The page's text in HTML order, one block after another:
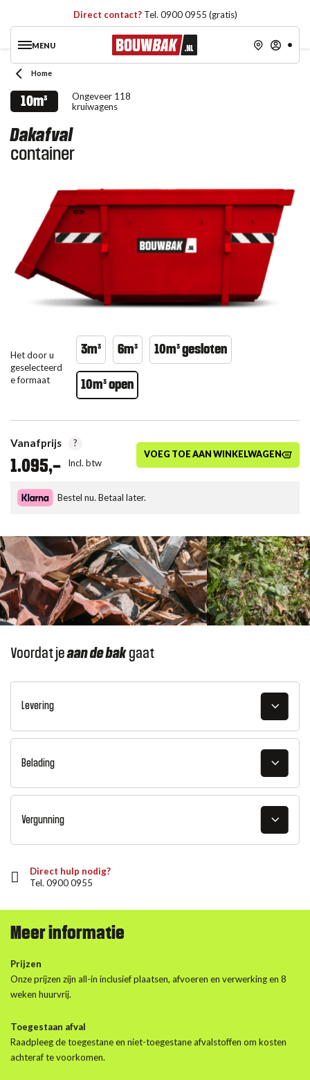
Direct contact? Tel. 0900 0955 (gratis)
MENU
Home
10m³
Ongeveer 118
kruiwagens
Dakafval
container
Het door u
geselecteerd
e formaat
3m³ 6m³ 10m³ gesloten
10m³ open
Vanafprijs ?
1.095,- Incl. btw
VOEG TOE AAN WINKELWAGEN
Bestel nu. Betaal later.
Meer informatie
Prijzen
Onze prijzen zijn all-in inclusief plaatsen, afvoeren en verwerking en 8
weken huurvrij.
Toegestaan afval
Raadpleeg de toegestane en niet-toegestane afvalstoffen om kosten
achteraf te voorkomen.
Voordat jeaan de bakgaat
Levering
Belading
Vergunning
Direct hulp nodig?
Tel. 0900 0955